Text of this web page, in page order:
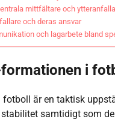
mittfältare och
och deras ansvar
och lagarbete bland
i
fotboll är en taktisk
samtidigt som